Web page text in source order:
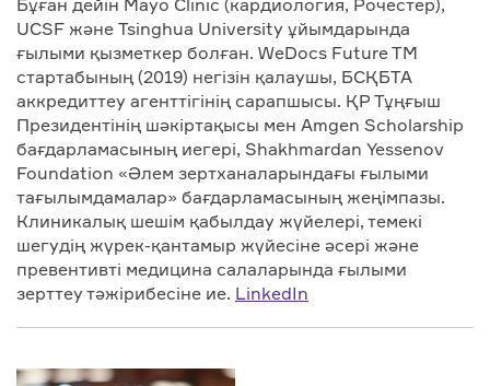
Бұған дейін Mayo Clinic (кардиология, Рочестер),
UCSF және Tsinghua University ұйымдарында
ғылыми қызметкер болған. WeDocs Future TM
стартабының (2019) негізін қалаушы, БСҚБТА
аккредиттеу агенттігінің сарапшысы. ҚР Тұңғыш
Президентінің шәкіртақысы мен Amgen Scholarship
бағдарламасының иегері, Shakhmardan Yessenov
Foundation «Әлем зертханаларындағы ғылыми
тағылымдамалар» бағдарламасының жеңімпазы.
Клиникалық шешім қабылдау жүйелері, темекі
шегудің жүрек-қантамыр жүйесіне әсері және
превентивті медицина салаларында ғылыми
зерттеу тәжірибесіне ие. LinkedIn